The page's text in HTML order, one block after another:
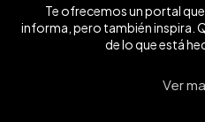
Te ofrecemos un portal
informa, pero también inspira.
de lo que está
Ver